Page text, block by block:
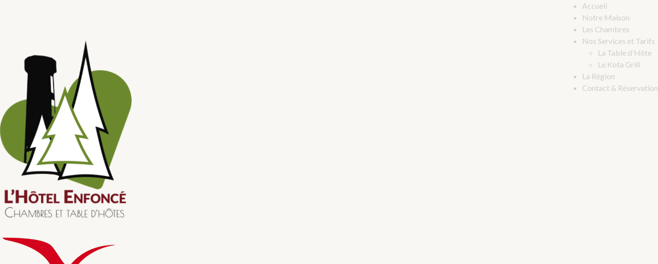
Accueil
Notre Maison
Les Chambres
Nos Services et Tarifs
La Table d'Hôte
Le Kota Grill
La Région
Contact & Réservation